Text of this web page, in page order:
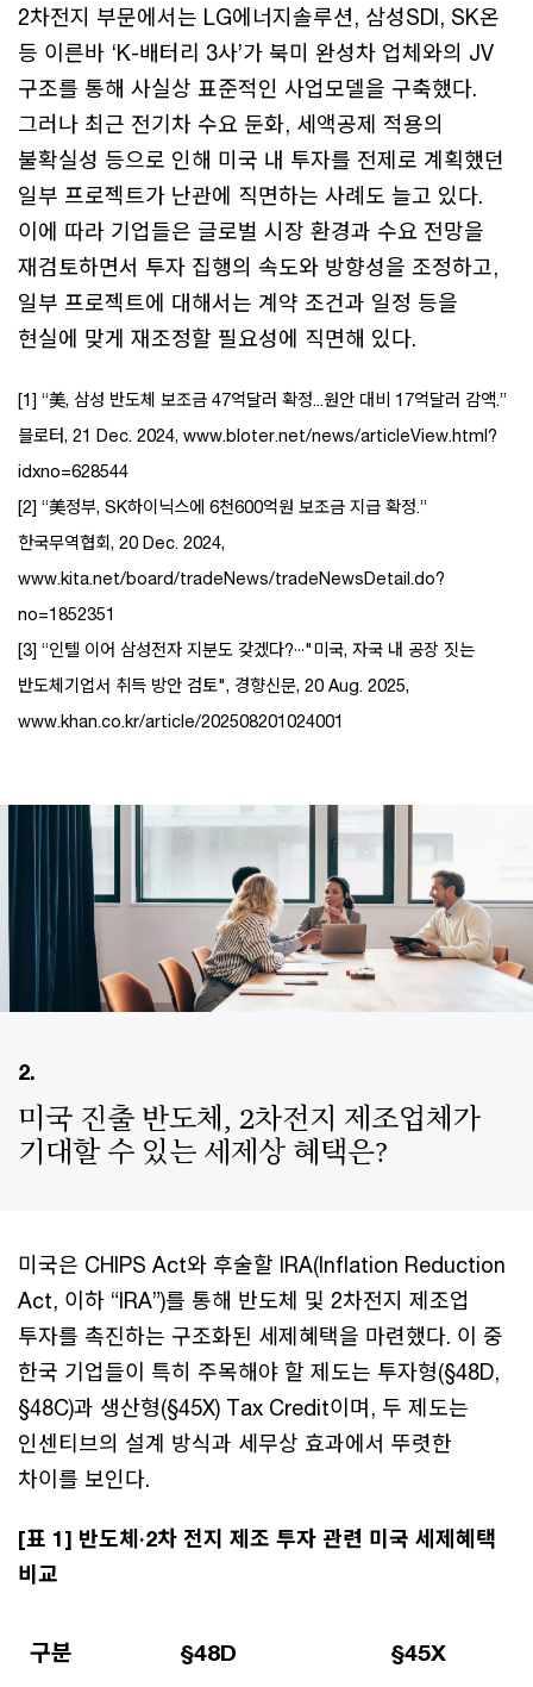
2차전지 부문에서는 LG에너지솔루션, 삼성SDI, SK온
등 이른바 ‘K-배터리 3사’가 북미 완성차 업체와의 JV
구조를 통해 사실상 표준적인 사업모델을 구축했다.
그러나 최근 전기차 수요 둔화, 세액공제 적용의
불확실성 등으로 인해 미국 내 투자를 전제로 계획했던
일부 프로젝트가 난관에 직면하는 사례도 늘고 있다.
이에 따라 기업들은 글로벌 시장 환경과 수요 전망을
재검토하면서 투자 집행의 속도와 방향성을 조정하고,
일부 프로젝트에 대해서는 계약 조건과 일정 등을
현실에 맞게 재조정할 필요성에 직면해 있다.
[1] “美, 삼성 반도체 보조금 47억달러 확정...원안 대비 17억달러 감액.”
블로터, 21 Dec. 2024, www.bloter.net/news/articleView.html?
idxno=628544
[2] “美정부, SK하이닉스에 6천600억원 보조금 지급 확정.”
한국무역협회, 20 Dec. 2024,
www.kita.net/board/tradeNews/tradeNewsDetail.do?
no=1852351
[3] “인텔 이어 삼성전자 지분도 갖겠다?···"미국, 자국 내 공장 짓는
반도체기업서 취득 방안 검토", 경향신문, 20 Aug. 2025,
www.khan.co.kr/article/202508201024001
2.
미국 진출 반도체, 2차전지 제조업체가
기대할 수 있는 세제상 혜택은?
미국은 CHIPS Act와 후술할 IRA(Inflation Reduction
Act, 이하 “IRA”)를 통해 반도체 및 2차전지 제조업
투자를 촉진하는 구조화된 세제혜택을 마련했다. 이 중
한국 기업들이 특히 주목해야 할 제도는 투자형(§48D,
§48C)과 생산형(§45X) Tax Credit이며, 두 제도는
인센티브의 설계 방식과 세무상 효과에서 뚜렷한
차이를 보인다.
[표 1] 반도체·2차 전지 제조 투자 관련 미국 세제혜택
비교
구분 §48D §45X